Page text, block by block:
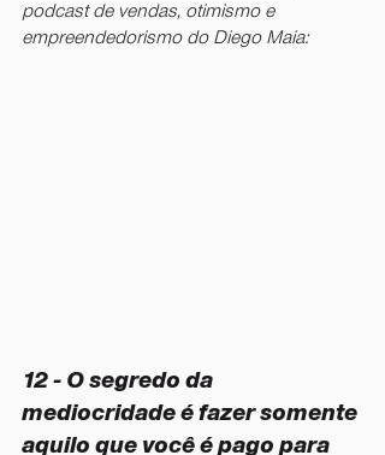
podcast de vendas, otimismo e
empreendedorismo do Diego Maia:
12 - ⁠O segredo da
mediocridade é fazer somente
aquilo que você é pago para